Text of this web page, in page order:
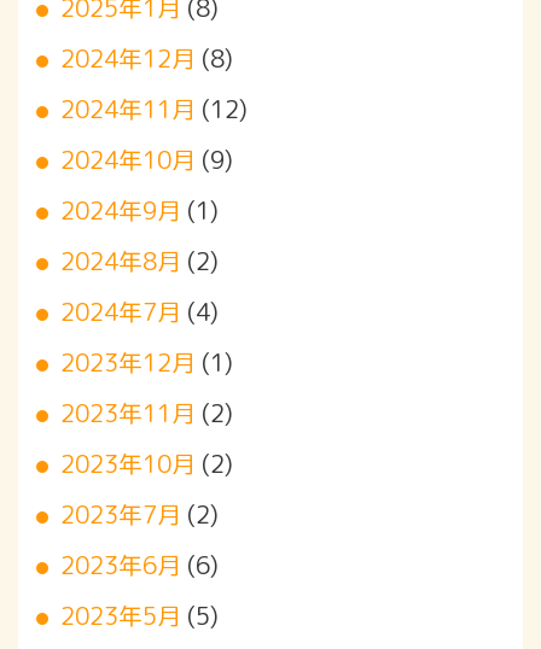
2025年1月 (8)
2024年12月 (8)
2024年11月 (12)
2024年10月 (9)
2024年9月 (1)
2024年8月 (2)
2024年7月 (4)
2023年12月 (1)
2023年11月 (2)
2023年10月 (2)
2023年7月 (2)
2023年6月 (6)
2023年5月 (5)